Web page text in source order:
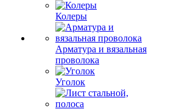
Колеры
Арматура и вязальная
проволока
Уголок